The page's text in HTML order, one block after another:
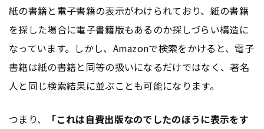
紙の書籍と電子書籍の表示がわけられており、紙の書籍
を探した場合に電子書籍版もあるのか探しづらい構造に
なっています。しかし、Amazonで検索をかけると、電子
書籍は紙の書籍と同等の扱いになるだけではなく、著名
人と同じ検索結果に並ぶことも可能になります。
つまり、
「これは自費出版なのでしたのほうに表示をす